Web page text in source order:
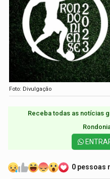
Foto: Divulgação
Receba todas as notícias
0 pessoas